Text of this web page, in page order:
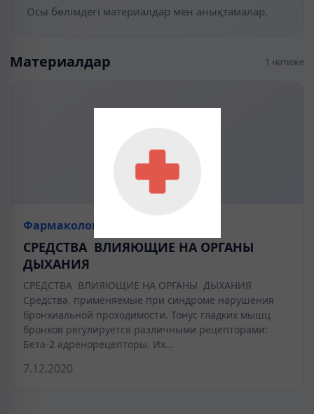
Осы бөлімдегі материалдар мен анықтамалар.
Материалдар 1 нәтиже
Фармакология
СРЕДСТВА ВЛИЯЮЩИЕ НА ОРГАНЫ
ДЫХАНИЯ
СРЕДСТВА ВЛИЯЮЩИЕ НА ОРГАНЫ ДЫХАНИЯ
Средства, применяемые при синдроме нарушения
бронхиальной проходимости. Тонус гладких мышц
бронхов регулируется различными рецепторами:
Бета-2 адренорецепторы. Их…
7.12.2020